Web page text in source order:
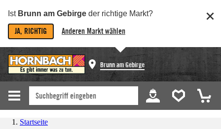
Ist Brunn am Gebirge der richtige Markt?
JA, RICHTIG Anderen Markt wählen
Brunn am Gebirge
Startseite